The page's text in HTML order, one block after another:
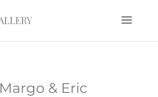
Margo & Eric